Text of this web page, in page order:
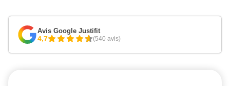
Avis Google Justifit
4,7 (540 avis)